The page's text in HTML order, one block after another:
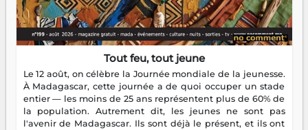
Tout feu, tout jeune
Le 12 août, on célèbre la Journée mondiale de la jeunesse.
À Madagascar, cette journée a de quoi occuper un stade
entier — les moins de 25 ans représentent plus de 60% de
la population. Autrement dit, les jeunes ne sont pas
l'avenir de Madagascar. Ils sont déjà le présent, et ils ont